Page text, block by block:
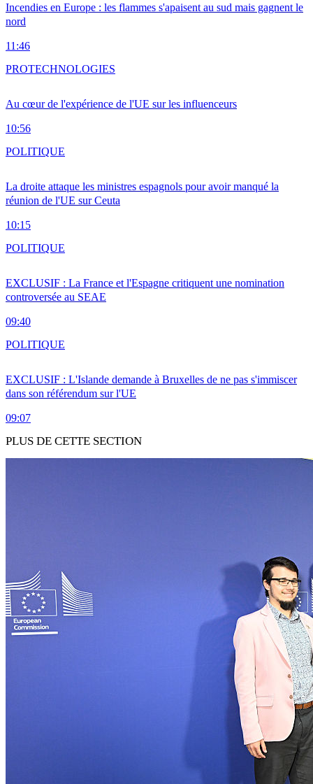
Incendies en Europe : les flammes s'apaisent au sud mais gagnent le
nord
11:46
Au cœur de l'expérience de l'UE sur les influenceurs
10:56
PROTECHNOLOGIES
La droite attaque les ministres espagnols pour avoir manqué la
réunion de l'UE sur Ceuta
10:15
POLITIQUE
EXCLUSIF : La France et l'Espagne critiquent une nomination
controversée au SEAE
09:40
POLITIQUE
EXCLUSIF : L'Islande demande à Bruxelles de ne pas s'immiscer
dans son référendum sur l'UE
09:07
POLITIQUE
PLUS DE CETTE SECTION